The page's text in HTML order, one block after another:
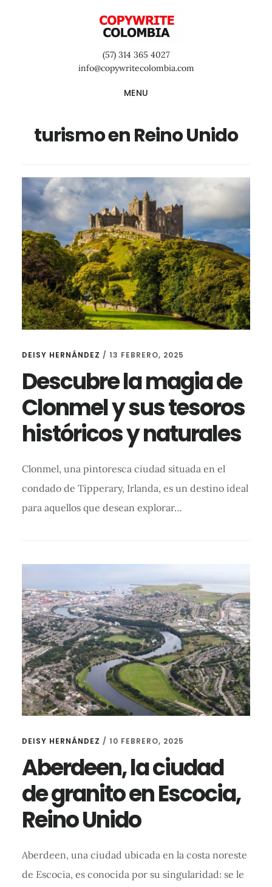
(57) 314 365 4027
info@copywritecolombia.com
MENU
turismo en Reino Unido
DEISY HERNÁNDEZ / 13 FEBRERO, 2025
Descubre la magia de
Clonmel y sus tesoros
históricos y naturales
Clonmel, una pintoresca ciudad situada en el
condado de Tipperary, Irlanda, es un destino ideal
para aquellos que desean explorar…
DEISY HERNÁNDEZ / 10 FEBRERO, 2025
Aberdeen, la ciudad
de granito en Escocia,
Reino Unido
Aberdeen, una ciudad ubicada en la costa noreste
de Escocia, es conocida por su singularidad: se le